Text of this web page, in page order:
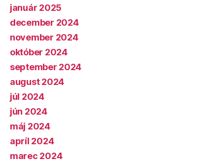
január 2025
december 2024
november 2024
október 2024
september 2024
august 2024
júl 2024
jún 2024
máj 2024
apríl 2024
marec 2024